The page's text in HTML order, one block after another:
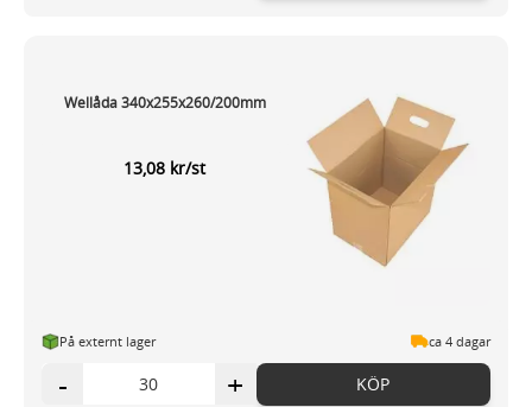
Wellåda 340x255x260/200mm
13,08 kr/st
På externt lager ca 4 dagar
- + KÖP